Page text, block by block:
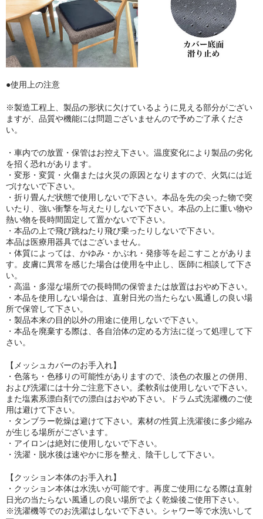
●使用上の注意
※製造工程上、製品の形状に欠けているように見える部分がござい
ますが、品質や機能には問題ございませんので予めご了承くださ
い。
・車内での放置・保管はお控え下さい。温度変化により製品の劣化
を招く恐れがあります。
・変形・変質・火傷または火災の原因となりますので、火気には近
づけないで下さい。
・折り畳んだ状態で使用しないで下さい。本品を先の尖った物で突
いたり、強い衝撃を与えたりしないで下さい。本品の上に重い物や
熱い物を長時間固定して置かないで下さい。
・本品の上で飛び跳ねたり飛び乗ったりしないで下さい。
本品は医療用器具ではございません。
・体質によっては、かゆみ・かぶれ・発疹等を起こすことがありま
す。皮膚に異常を感じた場合は使用を中止し、医師に相談して下さ
い。
・高温・多湿な場所での長時間の保管または放置はおやめ下さい。
・本品を使用しない場合は、直射日光の当たらない風通しの良い場
所で保管して下さい。
・製品本来の目的以外の用途に使用しないで下さい。
・本品を廃棄する際は、各自治体の定める方法に従って処理して下
さい。
【メッシュカバーのお手入れ】
・色落ち・色移りの可能性がありますので、淡色の衣服との併用、
および洗濯には十分ご注意下さい。柔軟剤は使用しないで下さい。
また塩素系漂白剤での漂白はおやめ下さい。ドラム式洗濯機のご使
用は避けて下さい。
・タンブラー乾燥は避けて下さい。素材の性質上洗濯後に多少縮み
が生じる場所がございます。
・アイロンは絶対に使用しないで下さい。
・洗濯・脱水後は速やかに形を整え、陰干しして下さい。
【クッション本体のお手入れ】
・クッション本体は水洗いが可能です。再度ご使用になる際は直射
日光の当たらない風通しの良い場所でよく乾燥後ご使用下さい。
※洗濯機等でのお洗濯はしないで下さい。シャワー等で水洗いして